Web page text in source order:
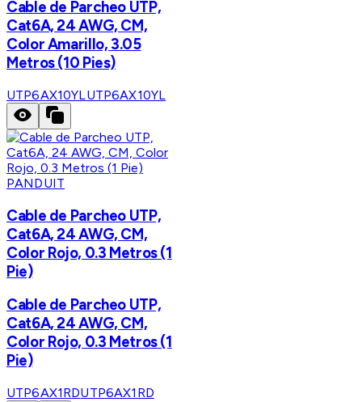
Cable de Parcheo UTP,
Cat6A, 24 AWG, CM,
Color Amarillo, 3.05
Metros (10 Pies)
UTP6AX10YLUTP6AX10YL
PANDUIT
Cable de Parcheo UTP,
Cat6A, 24 AWG, CM,
Color Rojo, 0.3 Metros (1
Pie)
Cable de Parcheo UTP,
Cat6A, 24 AWG, CM,
Color Rojo, 0.3 Metros (1
Pie)
UTP6AX1RDUTP6AX1RD